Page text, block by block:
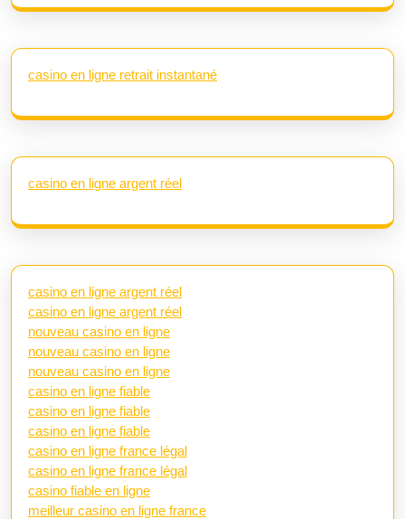
casino en ligne retrait instantané
casino en ligne argent réel
casino en ligne argent réel
casino en ligne argent réel
nouveau casino en ligne
nouveau casino en ligne
nouveau casino en ligne
casino en ligne fiable
casino en ligne fiable
casino en ligne fiable
casino en ligne france légal
casino en ligne france légal
casino fiable en ligne
meilleur casino en ligne france